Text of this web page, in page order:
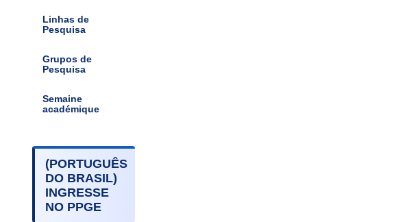
Linhas de
Pesquisa
Grupos de
Pesquisa
Semaine
académique
(PORTUGUÊS
DO BRASIL)
INGRESSE
NO PPGE